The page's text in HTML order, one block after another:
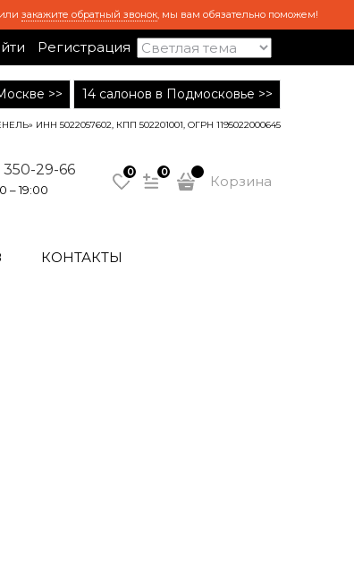
или закажите обратный звонок, мы вам обязательно поможем!
Регистрация
>> 14 салонов в Подмосковье >>
ИНН 5022057602, КПП 502201001, ОГРН 1195022000645
350-29-66
– 19:00
0 0
Корзина
КОНТАКТЫ